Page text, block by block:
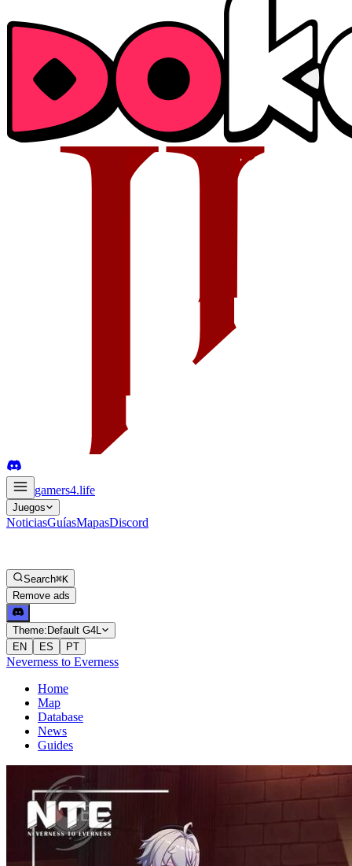
gamers4.life
Juegos
NoticiasGuíasMapasDiscord
Search⌘K
Remove ads
Theme: Default G4L
EN
ES PT
Neverness to Everness
Home
Map
Database
News
Guides